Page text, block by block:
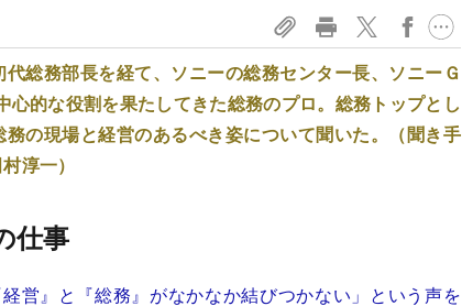
総務部長を経て、ソニーの総務センター長、ソニーＧ
心的な役割を果たしてきた総務のプロ。総務トップとし
の現場と経営のあるべき姿について聞いた。（聞き手
淳一）
仕事
』と『総務』がなかなか結びつかない」という声を